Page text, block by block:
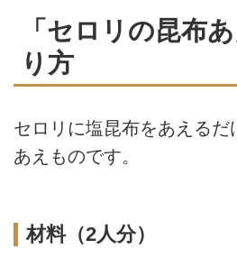
「セロリの昆布
り方
セロリに塩昆布をあえるだ
あえものです。
材料（2人分）